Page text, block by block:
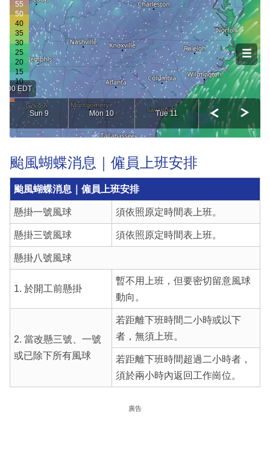
颱風蝴蝶消息｜僱員上班安排
颱風蝴蝶消息｜僱員上班安排
懸掛一號風球 須依照原定時間表上班。
懸掛三號風球 須依照原定時間表上班。
懸掛八號風球
1. 於開工前懸掛
暫不用上班，但要密切留意風球
動向。
2. 當改懸三號、一號
或已除下所有風球
若距離下班時間二小時或以下
者，無須上班。
若距離下班時間超過二小時者，
須於兩小時內返回工作崗位。
廣告